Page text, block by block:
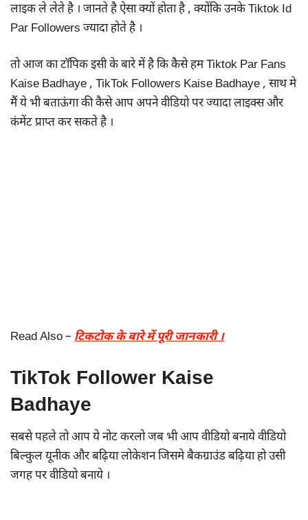
लाइक ले लेते है । जानते है ऐसा क्यों होता है , क्योंकि उनके Tiktok Id
Par Followers ज्यादा होते है ।
तो आज का टॉपिक इसी के बारे में है कि कैसे हम Tiktok Par Fans
Kaise Badhaye , TikTok Followers Kaise Badhaye , साथ मे
मैं ये भी बताऊंगा की कैसे आप अपने वीडियो पर ज्यादा लाइक्स और
कंमेंट प्राप्त कर सकते है ।
Read Also – टिकटोक के बारे में पूरी जानकारी ।
TikTok Follower Kaise
Badhaye
सबसे पहले तो आप ये नोट करलो जब भी आप वीडियो बनाये वीडियो
बिल्कुल यूनीक और बढ़िया लोकेशन जिसमे बैकग्राउंड बढ़िया हो उसी
जगह पर वीडियो बनाये ।